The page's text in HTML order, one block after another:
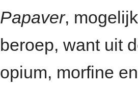
Papaver,
beroep, want uit
opium, morfine